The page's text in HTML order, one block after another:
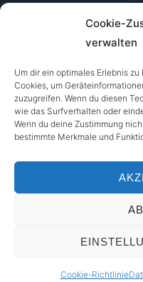
Cookie-
verwalten
Um dir ein optimales Erlebnis
Cookies, um
zuzugreifen. Wenn du diesen
wie das Surfverhalten oder
Wenn du deine Zustimmung
bestimmte Merkmale und
Cookie-Richtlinie
Copyright © 2026
English(